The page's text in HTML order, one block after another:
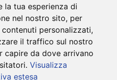
la tua esperienza di
nel nostro sito, per
personalizzati,
il traffico sul nostro
capire da dove arrivano
Visualizza
estesa